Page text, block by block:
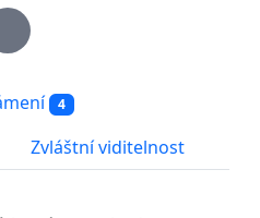
4
Zvláštní viditelnost